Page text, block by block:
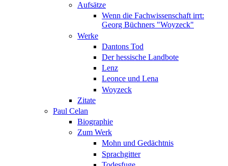
Aufsätze
Wenn die Fachwissenschaft irrt:
Georg Büchners "Woyzeck"
Werke
Dantons Tod
Der hessische Landbote
Lenz
Leonce und Lena
Woyzeck
Zitate
Paul Celan
Biographie
Zum Werk
Mohn und Gedächtnis
Sprachgitter